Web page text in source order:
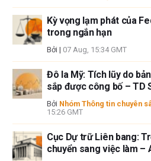
Kỳ vọng lạm phát của
trong ngắn hạn
Bởi | 07 Aug, 15:34 GMT
Đô la Mỹ: Tích lũy do
sắp được công bố – TD
Bởi Nhóm Thông tin chuyên
15:26 GMT
Cục Dự trữ Liên bang:
chuyển sang việc làm –